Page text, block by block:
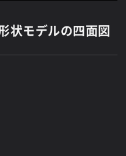
状モデルの四面図